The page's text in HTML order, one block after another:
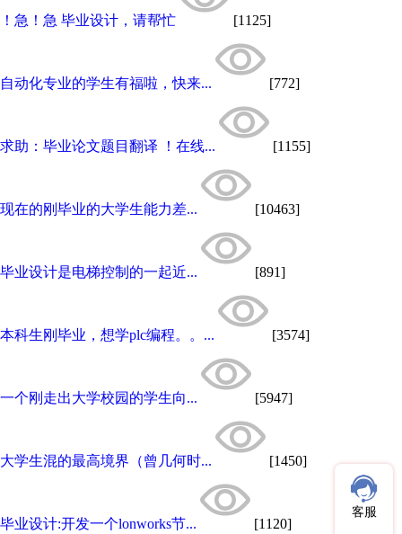
！急！急 毕业设计，请帮忙 [1125]
自动化专业的学生有福啦，快来... [772]
求助：毕业论文题目翻译 ！在线... [1155]
现在的刚毕业的大学生能力差... [10463]
毕业设计是电梯控制的一起近... [891]
本科生刚毕业，想学plc编程。。... [3574]
一个刚走出大学校园的学生向... [5947]
大学生混的最高境界（曾几何时... [1450]
毕业设计:开发一个lonworks节... [1120]
客服